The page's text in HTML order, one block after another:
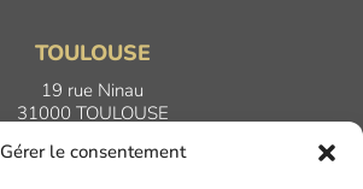
Gérer le consentement
TOULOUSE
19 rue Ninau
31000 TOULOUSE